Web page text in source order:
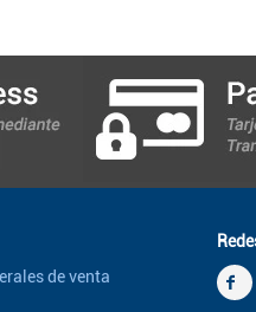
de venta